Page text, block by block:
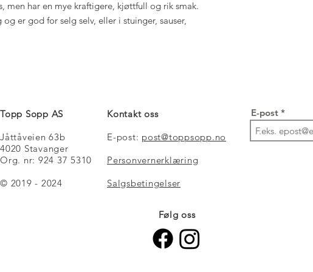
men har en mye kraftigere, kjøttfull og rik smak.
er god for selg selv, eller i stuinger, sauser,
Topp Sopp AS
Jåttåveien 63b
4020 Stavanger
Org. nr: 924 37 5310
© 2019 - 2024
Kontakt oss
E-post: post@toppsopp.no
Personvernerklæring
Salgsbetingelser
E-post
Følg oss